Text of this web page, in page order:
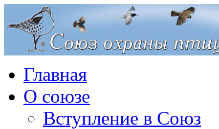
Главная
О союзе
Вступление в Союз